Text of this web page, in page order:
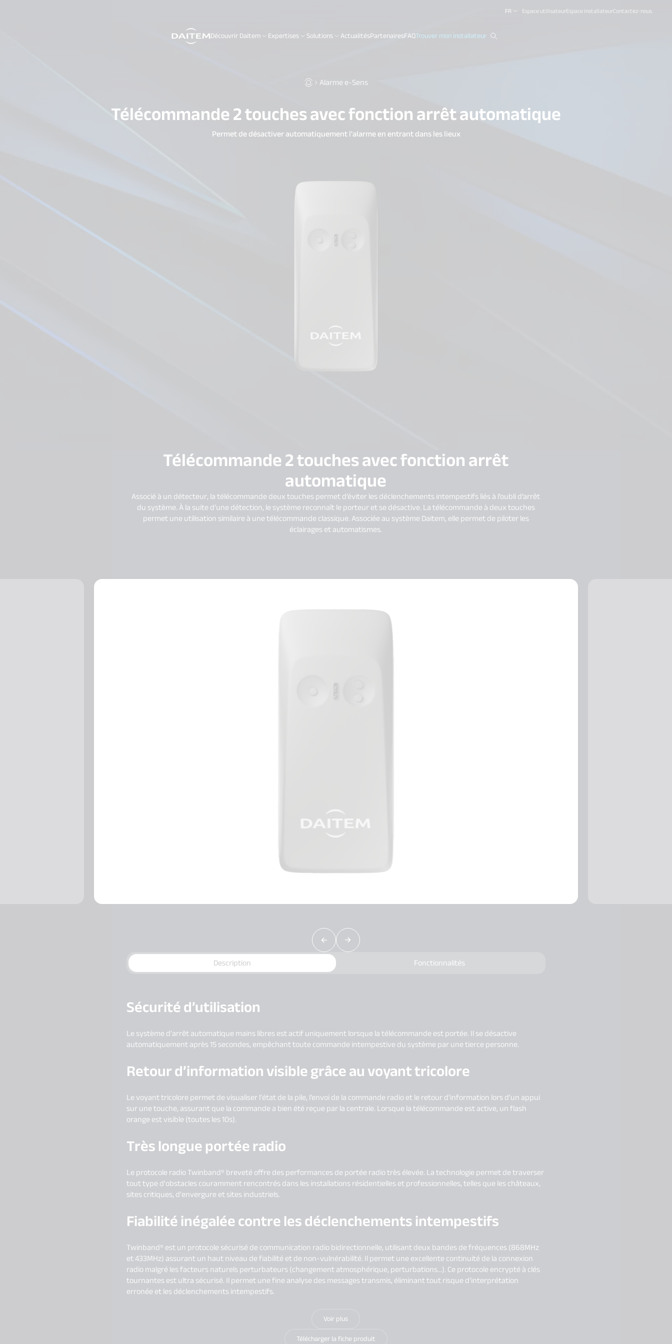
FR Espace utilisateurEspace installateurContactez-nous
Découvrir Daitem Expertises Solutions ActualitésPartenairesFAQTrouver mon installateur
Alarme e-Sens
Télécommande 2 touches avec fonction arrêt automatique
Permet de désactiver automatiquement l'alarme en entrant dans les lieux
Télécommande 2 touches avec fonction arrêt
automatique
Associé à un détecteur, la télécommande deux touches permet d’éviter les déclenchements intempestifs liés à l’oubli d’arrêt
du système. À la suite d’une détection, le système reconnaît le porteur et se désactive. La télécommande à deux touches
permet une utilisation similaire à une télécommande classique. Associée au système Daitem, elle permet de piloter les
éclairages et automatismes.
Description Fonctionnalités
Sécurité d’utilisation
Le système d'arrêt automatique mains libres est actif uniquement lorsque la télécommande est portée. Il se désactive
automatiquement après 15 secondes, empêchant toute commande intempestive du système par une tierce personne.
Retour d’information visible grâce au voyant tricolore
Le voyant tricolore permet de visualiser l'état de la pile, l’envoi de la commande radio et le retour d'information lors d'un appui
sur une touche, assurant que la commande a bien été reçue par la centrale. Lorsque la télécommande est active, un flash
orange est visible (toutes les 10s).
Très longue portée radio
Le protocole radio Twinband® breveté offre des performances de portée radio très élevée. La technologie permet de traverser
tout type d'obstacles couramment rencontrés dans les installations résidentielles et professionnelles, telles que les châteaux,
sites critiques, d'envergure et sites industriels.
Fiabilité inégalée contre les déclenchements intempestifs
Twinband® est un protocole sécurisé de communication radio bidirectionnelle, utilisant deux bandes de fréquences (868MHz
et 433MHz) assurant un haut niveau de fiabilité et de non-vulnérabilité. Il permet une excellente continuité de la connexion
radio malgré les facteurs naturels perturbateurs (changement atmosphérique, perturbations…). Ce protocole encrypté à clés
tournantes est ultra sécurisé. Il permet une fine analyse des messages transmis, éliminant tout risque d’interprétation
erronée et les déclenchements intempestifs.
Voir plus
Télécharger la fiche produit